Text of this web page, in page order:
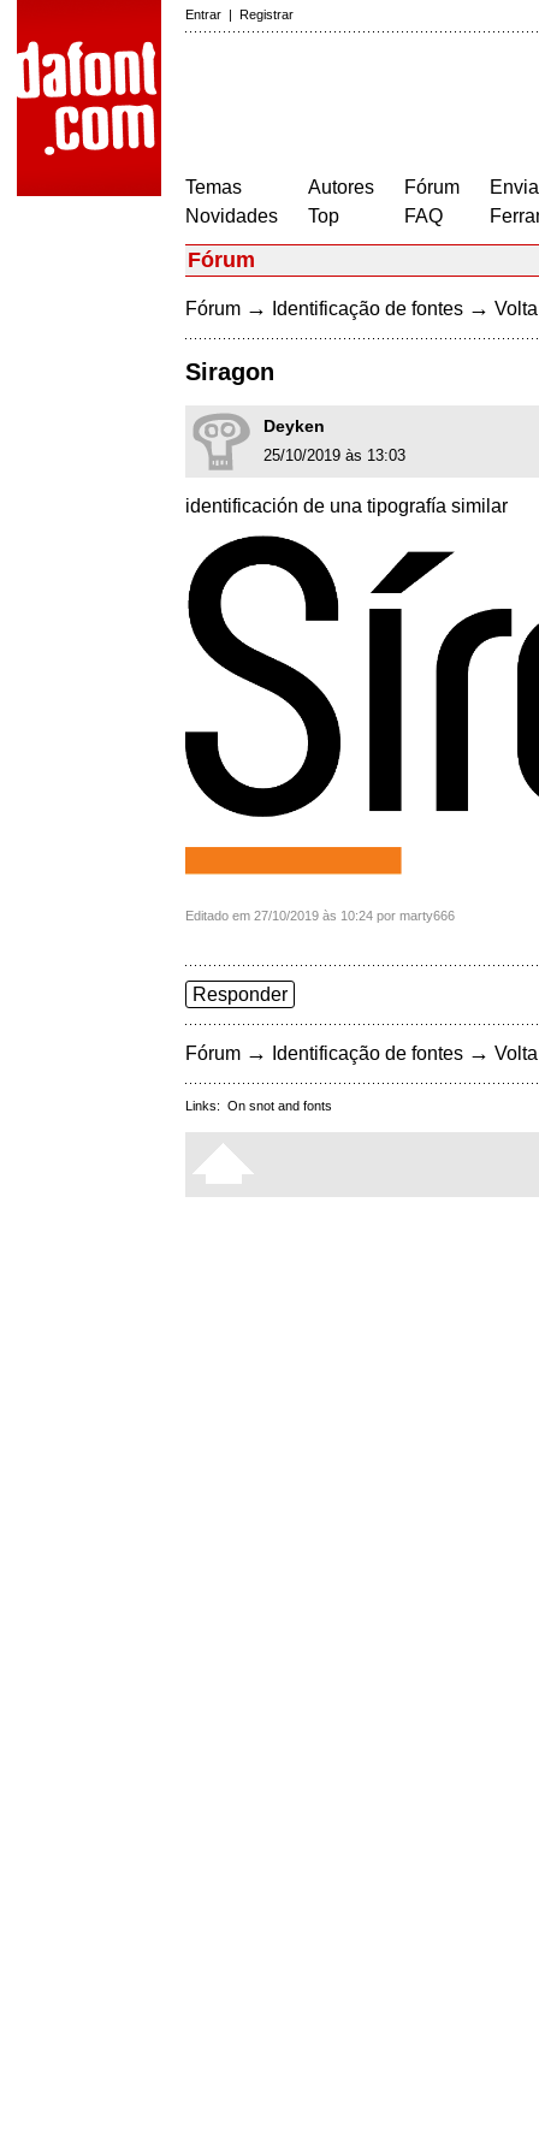
Entrar | Registrar
Temas
Novidades
Autores
Top
Fórum
FAQ
Fórum
Fórum → Identificação de fontes →
Siragon
Deyken
25/10/2019 às 13:03
identificación de una tipografía similar
Editado em 27/10/2019 às 10:24 por marty666
Responder
Fórum → Identificação de fontes →
Links: On snot and fonts